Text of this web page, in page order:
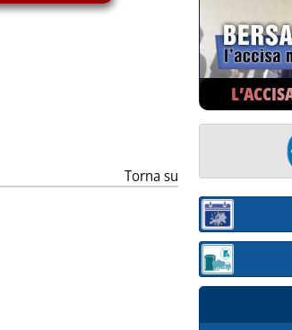
Torna su
Sezione:
Sezione: